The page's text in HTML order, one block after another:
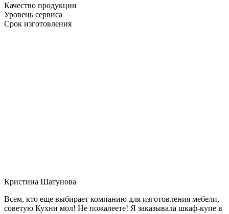
Качество продукции
Уровень сервиса
Срок изготовления
Кристина Шатунова
Всем, кто еще выбирает компанию для изготовления мебели,
советую Кухни мол! Не пожалеете! Я заказывала шкаф-купе в